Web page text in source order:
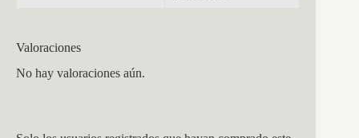
Valoraciones
No hay valoraciones aún.